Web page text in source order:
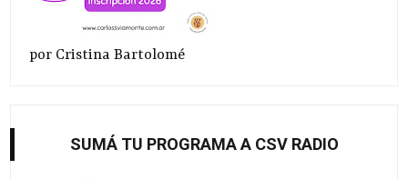
por Cristina Bartolomé
SUMÁ TU PROGRAMA A CSV RADIO